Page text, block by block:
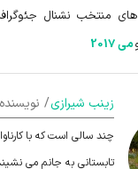
منتخب نشنال
می 2017
زينب شيرازی/ نویسنده
چند سالی است که با
تابستانی به جانم می